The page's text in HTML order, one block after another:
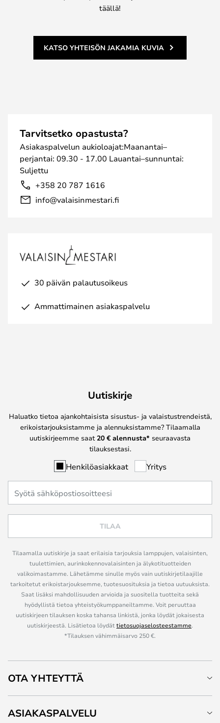
täällä!
KATSO YHTEISÖN JAKAMIA KUVIA
Tarvitsetko opastusta?
Asiakaspalvelun aukioloajat:Maanantai–
perjantai: 09.30 - 17.00 Lauantai–sunnuntai:
Suljettu
+358 20 787 1616
info@valaisinmestari.fi
30 päivän palautusoikeus
Ammattimainen asiakaspalvelu
Uutiskirje
Haluatko tietoa ajankohtaisista sisustus- ja valaistustrendeistä,
erikoistarjouksistamme ja alennuksistamme? Tilaamalla
uutiskirjeemme saat 20 € alennusta* seuraavasta
tilauksestasi.
Henkilöasiakkaat Yritys
TILAA
Tilaamalla uutiskirje ja saat erilaisia tarjouksia lamppujen, valaisinten,
tuulettimien, aurinkokennovalaisinten ja älykotituotteiden
valikoimastamme. Lähetämme sinulle myös vain uutiskirjetilaajille
tarkoitetut erikoistarjouksemme, tuotesuosituksia ja tietoa uutuuksista.
Saat lisäksi mahdollisuuden arvioida ja suositella tuotteita sekä
hyödyllistä tietoa yhteistyökumppaneiltamme. Voit peruuttaa
uutiskirjeen tilauksen koska tahansa linkistä, jonka löydät jokaisesta
uutiskirjeestä. Lisätietoa löydättietosuojaselosteestamme.
*Tilauksen vähimmäisarvo 250 €.
OTA YHTEYTTÄ
ASIAKASPALVELU